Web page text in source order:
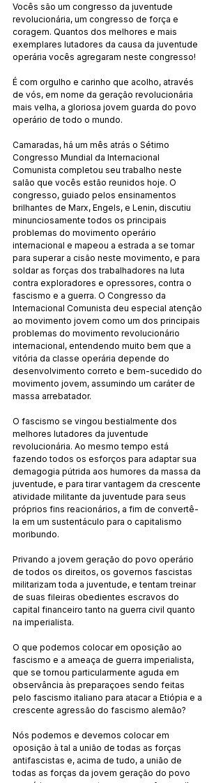
Vocês são um congresso da juventude
revolucionária, um congresso de força e
coragem. Quantos dos melhores e mais
exemplares lutadores da causa da juventude
operária vocês agregaram neste congresso!
É com orgulho e carinho que acolho, através
de vós, em nome da geração revolucionária
mais velha, a gloriosa jovem guarda do povo
operário de todo o mundo.
Camaradas, há um mês atrás o Sétimo
Congresso Mundial da Internacional
Comunista completou seu trabalho neste
salão que vocês estão reunidos hoje. O
congresso, guiado pelos ensinamentos
brilhantes de Marx, Engels, e Lenin, discutiu
minunciosamente todos os principais
problemas do movimento operário
internacional e mapeou a estrada a se tomar
para superar a cisão neste movimento, e para
soldar as forças dos trabalhadores na luta
contra exploradores e opressores, contra o
fascismo e a guerra. O Congresso da
Internacional Comunista deu especial atenção
ao movimento jovem como um dos principais
problemas do movimento revolucionário
internacional, entendendo muito bem que a
vitória da classe operária depende do
desenvolvimento correto e bem-sucedido do
movimento jovem, assumindo um caráter de
massa arrebatador.
O fascismo se vingou bestialmente dos
melhores lutadores da juventude
revolucionária. Ao mesmo tempo está
fazendo todos os esforços para adaptar sua
demagogia pútrida aos humores da massa da
juventude, e para tirar vantagem da crescente
atividade militante da juventude para seus
próprios fins reacionários, a fim de convertê-
la em um sustentáculo para o capitalismo
moribundo.
Privando a jovem geração do povo operário
de todos os direitos, os governos fascistas
militarizam toda a juventude, e tentam treinar
de suas fileiras obedientes escravos do
capital financeiro tanto na guerra civil quanto
na imperialista.
O que podemos colocar em oposição ao
fascismo e a ameaça de guerra imperialista,
que se tornou particularmente aguda em
observância às preparaçoes sendo feitas
pelo fascismo italiano para atacar a Etiópia e a
crescente agressão do fascismo alemão?
Nós podemos e devemos colocar em
oposição à tal a união de todas as forças
antifascistas e, acima de tudo, a união de
todas as forças da jovem geração do povo